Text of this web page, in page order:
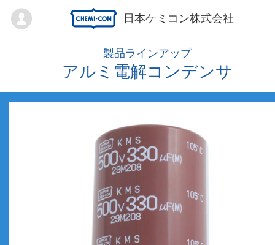
日本ケミコン株式会社
Mypage
製品ラインアップ
アルミ電解コンデンサ